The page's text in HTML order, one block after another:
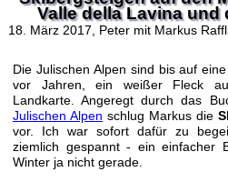
Valle della Lavina und
18. März 2017 , Peter mit Markus
Die Julischen Alpen sind bis auf
vor Jahren, ein weißer Fleck
Landkarte. Angeregt durch das
Julischen Alpen schlug Markus die
vor. Ich war sofort dafür zu
ziemlich gespannt - ein einfacher
Winter ja nicht gerade.